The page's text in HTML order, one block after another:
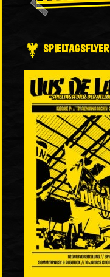
SPIELTAGSFLYER